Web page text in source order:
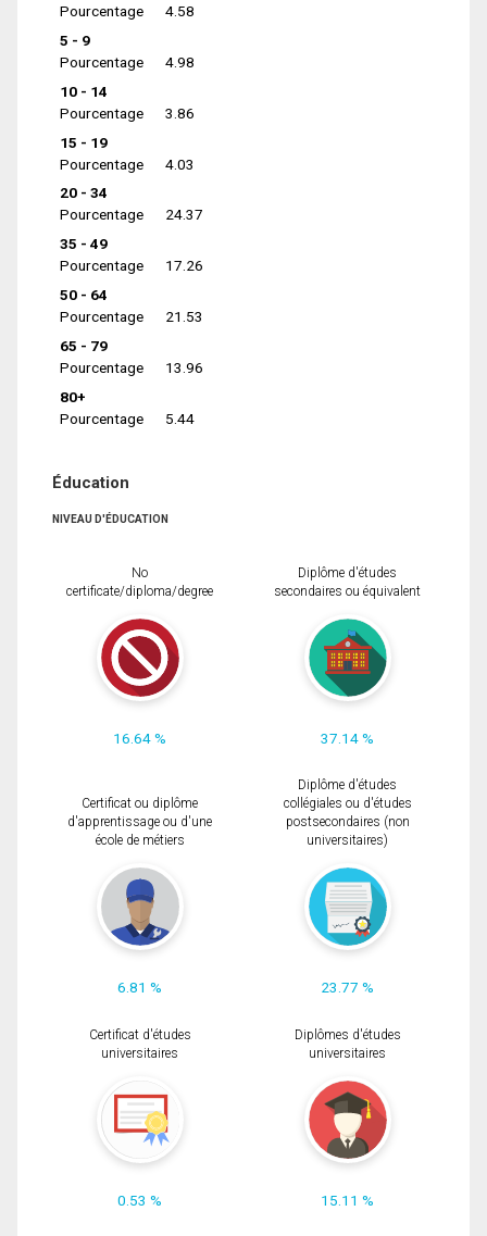
Pourcentage
4.58
5 - 9
Pourcentage
4.98
10 - 14
Pourcentage
3.86
15 - 19
Pourcentage
4.03
20 - 34
Pourcentage
24.37
35 - 49
Pourcentage
17.26
50 - 64
Pourcentage
21.53
65 - 79
Pourcentage
13.96
80+
Pourcentage
5.44
Éducation
NIVEAU D'ÉDUCATION
No
certificate/diploma/degree
16.64 %
Diplôme d'études
secondaires ou équivalent
37.14 %
Certificat ou diplôme
d'apprentissage ou d'une
école de métiers
6.81 %
Diplôme d'études
collégiales ou d'études
postsecondaires (non
universitaires)
23.77 %
Certificat d'études
universitaires
0.53 %
Diplômes d'études
universitaires
15.11 %